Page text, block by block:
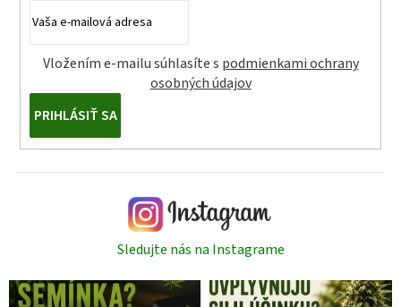
Vložením e-mailu súhlasíte s podmienkami ochrany
osobných údajov
PRIHLÁSIŤ SA
Sledujte nás na Instagrame